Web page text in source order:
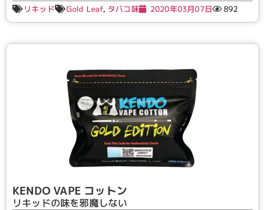
リキッド Gold Leaf, タバコ味 2020年03月07日 892
KENDO VAPE コットン
リキッドの味を邪魔しない